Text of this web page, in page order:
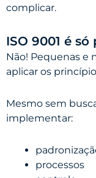
complicar.
ISO 9001 é
Não! Pequenas e
aplicar os
Mesmo sem
implementar:
processos